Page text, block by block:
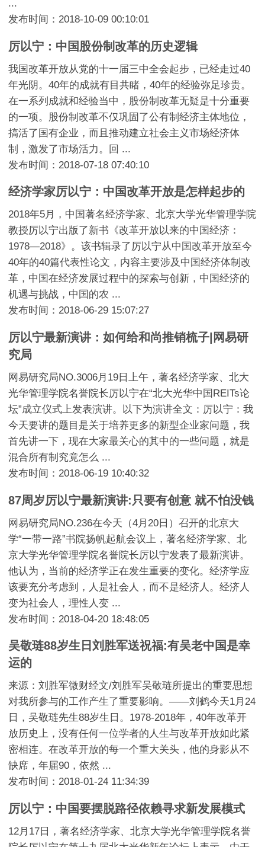
...
发布时间：2018-10-09 00:10:01
厉以宁：中国股份制改革的历史逻辑
我国改革开放从党的十一届三中全会起步，已经走过40
年光阴。40年的成就有目共睹，40年的经验弥足珍贵。
在一系列成就和经验当中，股份制改革无疑是十分重要
的一项。股份制改革不仅巩固了公有制经济主体地位，
搞活了国有企业，而且推动建立社会主义市场经济体
制，激发了市场活力。回 ...
发布时间：2018-07-18 07:40:10
经济学家厉以宁：中国改革开放是怎样起步的
2018年5月，中国著名经济学家、北京大学光华管理学院
教授厉以宁出版了新书《改革开放以来的中国经济：
1978—2018》。该书辑录了厉以宁从中国改革开放至今
40年的40篇代表性论文，内容主要涉及中国经济体制改
革，中国在经济发展过程中的探索与创新，中国经济的
机遇与挑战，中国的农 ...
发布时间：2018-06-29 15:07:27
厉以宁最新演讲：如何给和尚推销梳子|网易研
究局
网易研究局NO.3006月19日上午，著名经济学家、北大
光华管理学院名誉院长厉以宁在“北大光华中国REITs论
坛”成立仪式上发表演讲。以下为演讲全文：厉以宁：我
今天要讲的题目是关于培养更多的新型企业家问题，我
首先讲一下，现在大家最关心的其中的一些问题，就是
混合所有制究竟怎么 ...
发布时间：2018-06-19 10:40:32
87周岁厉以宁最新演讲:只要有创意 就不怕没钱
网易研究局NO.236在今天（4月20日）召开的北京大
学“一带一路”书院扬帆起航会议上，著名经济学家、北
京大学光华管理学院名誉院长厉以宁发表了最新演讲。
他认为，当前的经济学正在发生重要的变化。经济学应
该要充分考虑到，人是社会人，而不是经济人。经济人
变为社会人，理性人变 ...
发布时间：2018-04-20 18:48:05
吴敬琏88岁生日刘胜军送祝福:有吴老中国是幸
运的
来源：刘胜军微财经文/刘胜军吴敬琏所提出的重要思想
对我所参与的工作产生了重要影响。——刘鹤今天1月24
日，吴敬琏先生88岁生日。1978-2018年，40年改革开
放历史上，没有任何一位学者的人生与改革开放如此紧
密相连。在改革开放的每一个重大关头，他的身影从不
缺席，年届90，依然 ...
发布时间：2018-01-24 11:34:39
厉以宁：中国要摆脱路径依赖寻求新发展模式
12月17日，著名经济学家、北京大学光华管理学院名誉